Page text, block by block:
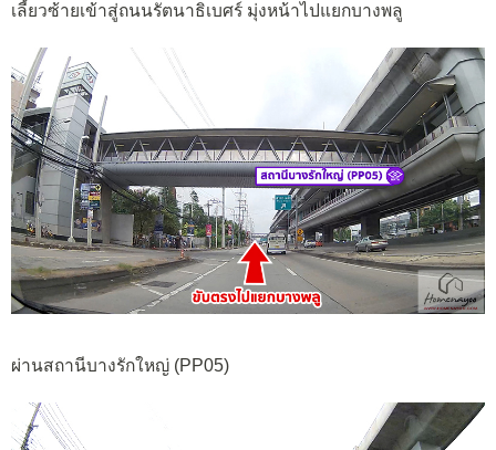
เลี้ยวซ้ายเข้าสู่ถนนรัตนาธิเบศร์ มุ่งหน้าไปแยกบางพลู
ผ่านสถานีบางรักใหญ่ (PP05)